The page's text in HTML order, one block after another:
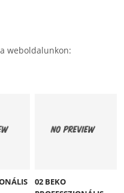
weboldalunkon:
02 BEKO